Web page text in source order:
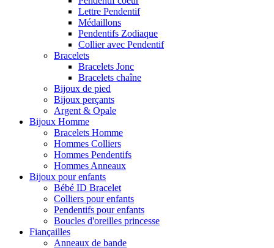
Lettre Pendentif
Médaillons
Pendentifs Zodiaque
Collier avec Pendentif
Bracelets
Bracelets Jonc
Bracelets chaîne
Bijoux de pied
Bijoux perçants
Argent & Opale
Bijoux Homme
Bracelets Homme
Hommes Colliers
Hommes Pendentifs
Hommes Anneaux
Bijoux pour enfants
Bébé ID Bracelet
Colliers pour enfants
Pendentifs pour enfants
Boucles d'oreilles princesse
Fiançailles
Anneaux de bande